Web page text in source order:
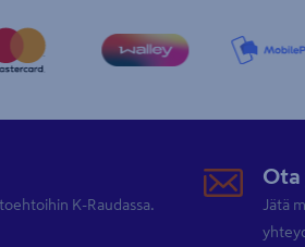
K-Raudassa.
Jätä